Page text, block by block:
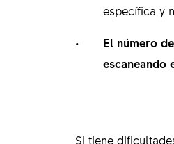
específica y
El número
escaneando
Si tiene